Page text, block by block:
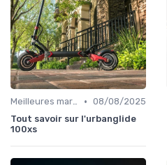
Meilleures marques et modèles • 08/08/2025
Tout savoir sur l'urbanglide
100xs